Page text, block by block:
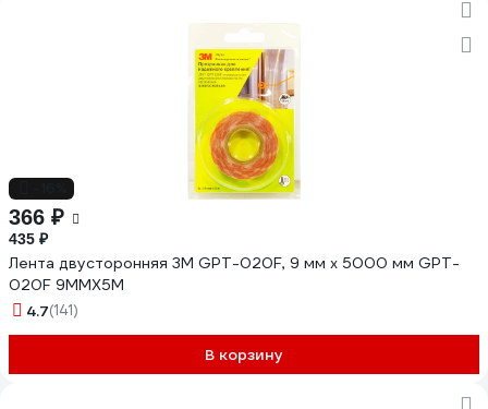
366 ₽
435 ₽
Лента двусторонняя 3М GPT-020F, 9 мм х 5000 мм GPT-
020F 9MMX5M
4.7(141)
В корзину